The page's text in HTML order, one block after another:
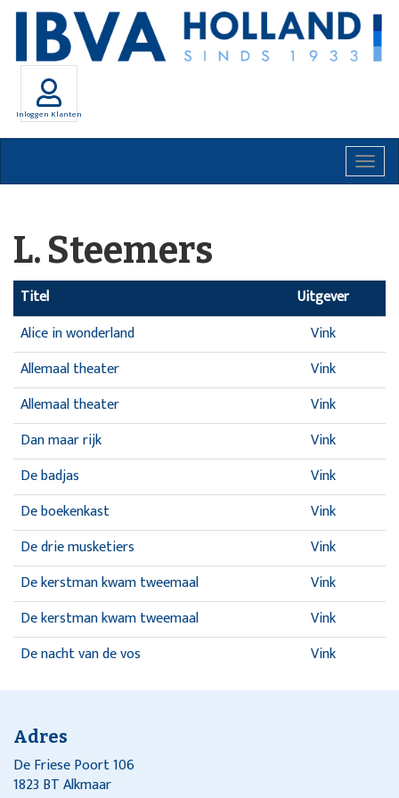
Inloggen Klanten
L. Steemers
Titel
Uitgever
Alice in wonderland
Vink
Allemaal theater
Vink
Allemaal theater
Vink
Dan maar rijk
Vink
De badjas
Vink
De boekenkast
Vink
De drie musketiers
Vink
De kerstman kwam tweemaal
Vink
De kerstman kwam tweemaal
Vink
De nacht van de vos
Vink
De rattenvanger van Hamelen
Vink
Doodgewone vrouwen
Een beetje geven en een beetje nemen
Adres
De Friese Poort 106
1823 BT Alkmaar